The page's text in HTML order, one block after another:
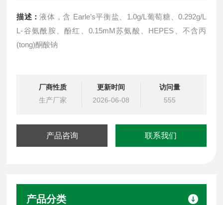
描述：液体，含 Earle’s平衡盐、1.0g/L葡萄糖、0.292g/L
L-谷氨酰胺、酚红、0.15mM苏氨酸、HEPES、不含丙
(tong)酮酸钠
厂商性质
生产厂家
更新时间
2026-06-08
访问量
555
产品咨询 联系我们
产品分类